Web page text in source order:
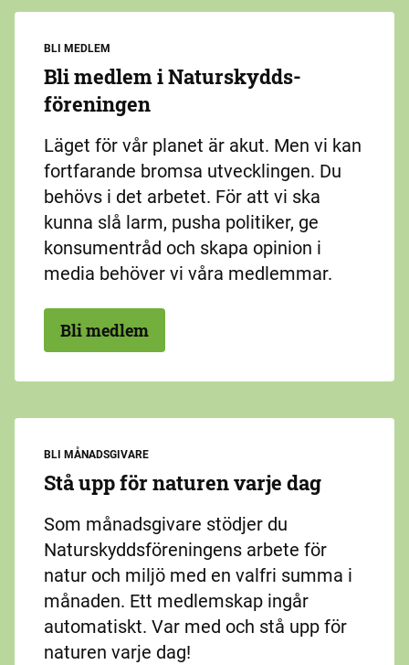
BLI MEDLEM
Bli medlem i Naturskydds­
föreningen
Läget för vår planet är akut. Men vi kan
fortfarande bromsa utvecklingen. Du
behövs i det arbetet. För att vi ska
kunna slå larm, pusha politiker, ge
konsumentråd och skapa opinion i
media behöver vi våra medlemmar.
Bli medlem
BLI MÅNADSGIVARE
Stå upp för naturen varje dag
Som månadsgivare stödjer du
Naturskyddsföreningens arbete för
natur och miljö med en valfri summa i
månaden. Ett medlemskap ingår
automatiskt. Var med och stå upp för
naturen varje dag!